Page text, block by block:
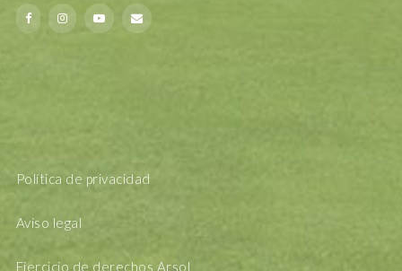
Política de privacidad
Aviso legal
Ejercicio de derechos Arsol